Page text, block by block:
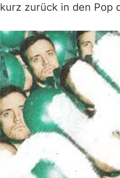
kurz zurück in den Pop